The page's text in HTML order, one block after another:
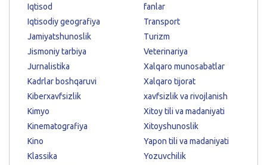
Iqtisod
Iqtisodiy geografiya
Jamiyatshunoslik
Jismoniy tarbiya
Jurnalistika
Kadrlar boshqaruvi
Kiberxavfsizlik
Kimyo
Kinematografiya
Kino
Klassika
fanlar
Transport
Turizm
Veterinariya
Xalqaro munosabatlar
Xalqaro tijorat
xavfsizlik va rivojlanish
Xitoy tili va madaniyati
Xitoyshunoslik
Yapon tili va madaniyati
Yozuvchilik